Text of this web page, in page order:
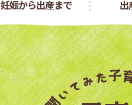
妊娠から出産まで 出